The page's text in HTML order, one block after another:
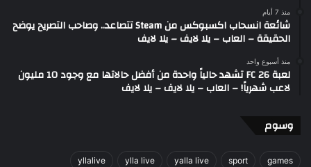
منذ 7 أيام
شائعة انسحاب اكسبوكس من Steam تتصاعد.. وصاحب التصريح يوضح
الحقيقة – العاب – يلا لايف – يلا لايف
منذ أسبوع واحد
لعبة FC 26 تشهد حالياً واحدة من أفضل حالاتها مع وجود 10 مليون
لاعب شهرياً! – العاب – يلا لايف – يلا لايف
وسوم
games
sport
yalla live
ylla live
yllalive